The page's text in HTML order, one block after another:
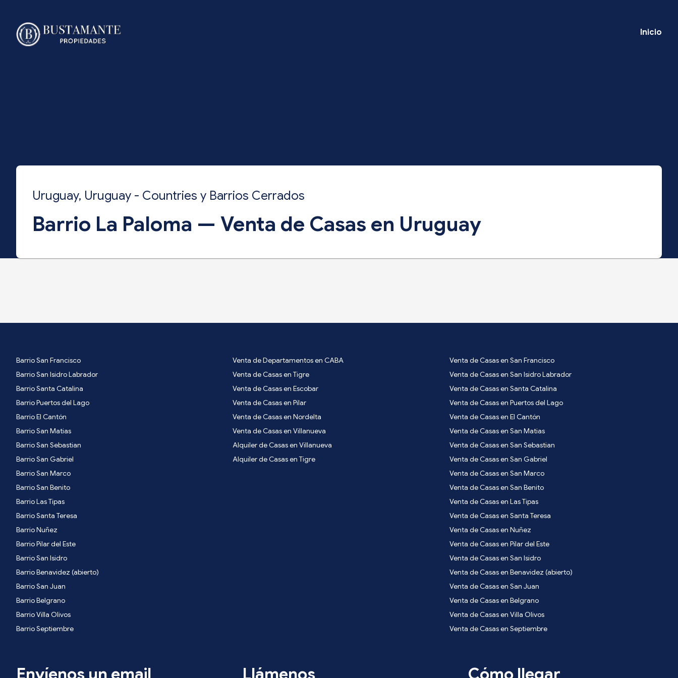
Inicio
Uruguay, Uruguay - Countries y Barrios Cerrados
Barrio La Paloma — Venta de Casas en Uruguay
Barrio San Francisco
Barrio San Isidro Labrador
Barrio Santa Catalina
Barrio Puertos del Lago
Barrio El Cantón
Barrio San Matias
Barrio San Sebastian
Barrio San Gabriel
Barrio San Marco
Barrio San Benito
Barrio Las Tipas
Barrio Santa Teresa
Barrio Nuñez
Barrio Pilar del Este
Barrio San Isidro
Barrio Benavidez (abierto)
Barrio San Juan
Barrio Belgrano
Barrio Villa Olivos
Barrio Septiembre
Venta de Departamentos en CABA
Venta de Casas en Tigre
Venta de Casas en Escobar
Venta de Casas en Pilar
Venta de Casas en Nordelta
Venta de Casas en Villanueva
Alquiler de Casas en Villanueva
Alquiler de Casas en Tigre
Venta de Casas en San Francisco
Venta de Casas en San Isidro Labrador
Venta de Casas en Santa Catalina
Venta de Casas en Puertos del Lago
Venta de Casas en El Cantón
Venta de Casas en San Matias
Venta de Casas en San Sebastian
Venta de Casas en San Gabriel
Venta de Casas en San Marco
Venta de Casas en San Benito
Venta de Casas en Las Tipas
Venta de Casas en Santa Teresa
Venta de Casas en Nuñez
Venta de Casas en Pilar del Este
Venta de Casas en San Isidro
Venta de Casas en Benavidez (abierto)
Venta de Casas en San Juan
Venta de Casas en Belgrano
Venta de Casas en Villa Olivos
Venta de Casas en Septiembre
Envíenos un email Llámenos Cómo llegar